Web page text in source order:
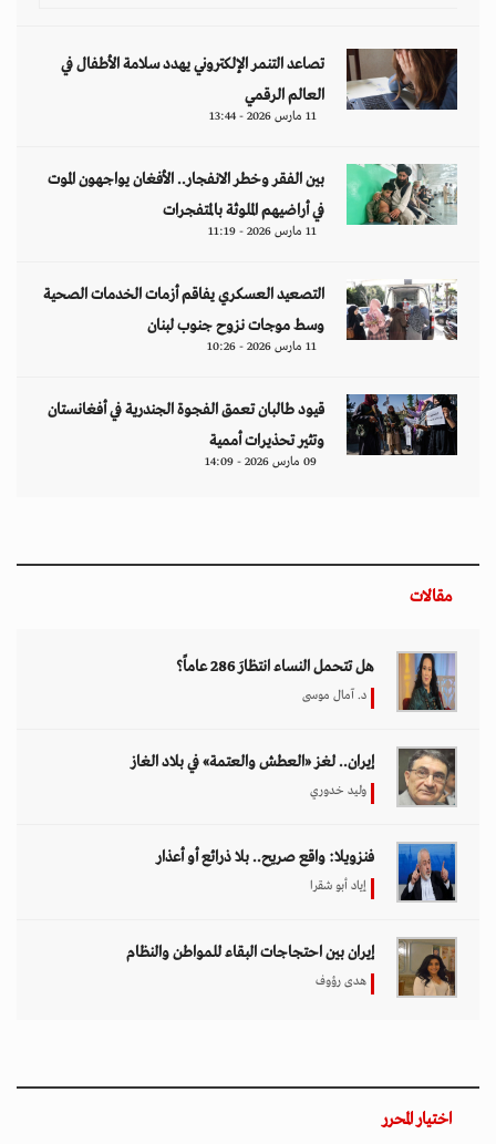
تصاعد التنمر الإلكتروني يهدد سلامة الأطفال في
العالم الرقمي
11 مارس 2026 - 13:44
بين الفقر وخطر الانفجار.. الأفغان يواجهون الموت
في أراضيهم الملوثة بالمتفجرات
11 مارس 2026 - 11:19
التصعيد العسكري يفاقم أزمات الخدمات الصحية
وسط موجات نزوح جنوب لبنان
11 مارس 2026 - 10:26
قيود طالبان تعمق الفجوة الجندرية في أفغانستان
وتثير تحذيرات أممية
09 مارس 2026 - 14:09
مقالات
هل تتحمل النساء انتظارَ 286 عاماً؟
د. آمال موسى
إيران.. لغز «العطش والعتمة» في بلاد الغاز
وليد خدوري
فنزويلا: واقع صريح.. بلا ذرائع أو أعذار
إياد أبو شقرا
إيران بين احتجاجات البقاء للمواطن والنظام
هدى رؤوف
اختيار المحرر